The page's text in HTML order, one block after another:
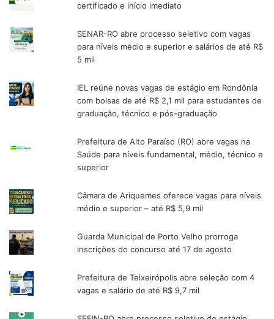
certificado e início imediato
SENAR-RO abre processo seletivo com vagas
para níveis médio e superior e salários de até R$
5 mil
IEL reúne novas vagas de estágio em Rondônia
com bolsas de até R$ 2,1 mil para estudantes de
graduação, técnico e pós-graduação
Prefeitura de Alto Paraíso (RO) abre vagas na
Saúde para níveis fundamental, médio, técnico e
superior
Câmara de Ariquemes oferece vagas para níveis
médio e superior – até R$ 5,9 mil
Guarda Municipal de Porto Velho prorroga
inscrições do concurso até 17 de agosto
Prefeitura de Teixeirópolis abre seleção com 4
vagas e salário de até R$ 9,7 mil